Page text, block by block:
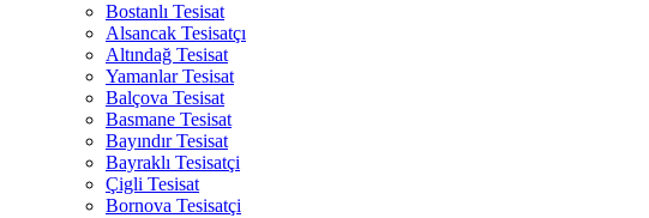
Bostanlı Tesisat
Alsancak Tesisatçı
Altındağ Tesisat
Yamanlar Tesisat
Balçova Tesisat
Basmane Tesisat
Bayındır Tesisat
Bayraklı Tesisatçi
Çigli Tesisat
Bornova Tesisatçi